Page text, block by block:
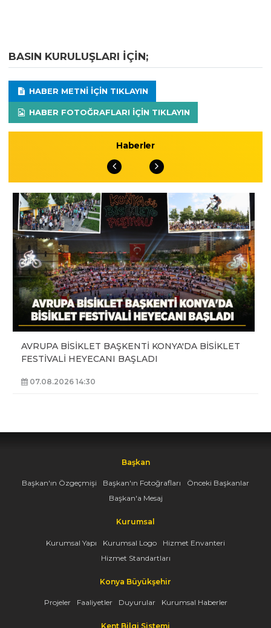
BASIN KURULUŞLARI IÇIN;
HABER METNI IÇIN TIKLAYIN
HABER FOTOĞRAFLARI IÇIN TIKLAYIN
Haberler
AVRUPA BİSİKLET BAŞKENTİ KONYA'DA BİSİKLET
FESTİVALİ HEYECANI BAŞLADI
07.08.2026 14:30
Başkan
Başkan'ın Özgeçmişi Başkan'ın Fotoğrafları
Önceki Başkanlar
Başkan'a Mesaj
Kurumsal
Kurumsal Yapı Kurumsal Logo
Hizmet Envanteri
Hizmet Standartları
Konya Büyükşehir
Projeler Faaliyetler Duyurular Kurumsal Haberler
Kent Bilgi Sistemi